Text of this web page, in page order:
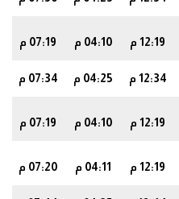
12:19 م 04:10 م 07:19 م
12:34 م 04:25 م 07:34 م
12:19 م 04:10 م 07:19 م
12:19 م 04:11 م 07:20 م